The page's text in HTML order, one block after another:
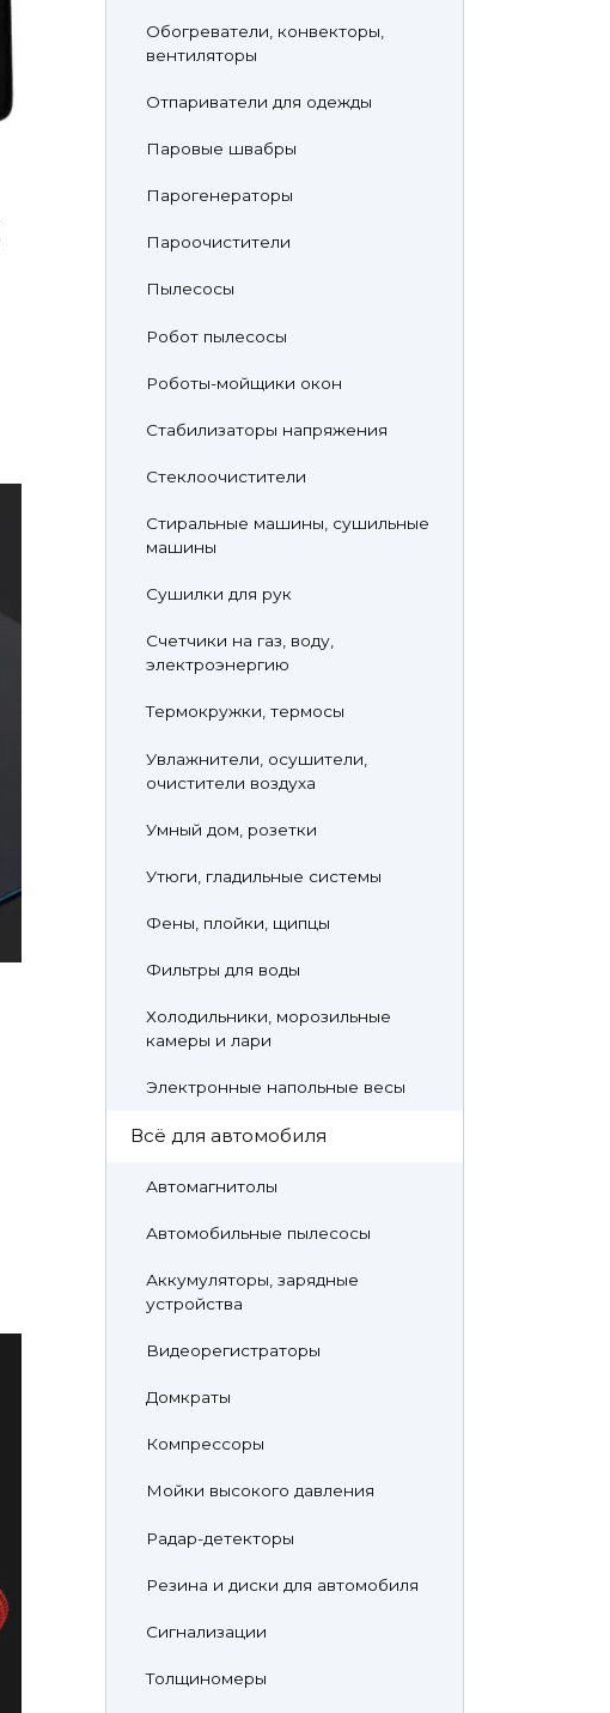
Обогреватели, конвекторы,
вентиляторы
Отпариватели для одежды
Паровые швабры
Парогенераторы
Пароочистители
Пылесосы
Робот пылесосы
Роботы-мойщики окон
Стабилизаторы напряжения
Стеклоочистители
Стиральные машины, сушильные
машины
Сушилки для рук
Счетчики на газ, воду,
электроэнергию
Термокружки, термосы
Увлажнители, осушители,
очистители воздуха
Умный дом, розетки
Утюги, гладильные системы
Фены, плойки, щипцы
Фильтры для воды
Холодильники, морозильные
камеры и лари
Электронные напольные весы
Всё для автомобиля
Автомагнитолы
Автомобильные пылесосы
Аккумуляторы, зарядные
устройства
Видеорегистраторы
Домкраты
Компрессоры
Мойки высокого давления
Радар-детекторы
Резина и диски для автомобиля
Сигнализации
Толщиномеры